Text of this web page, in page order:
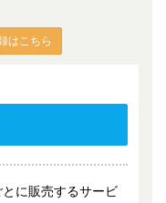
はこちら
に販売するサービ